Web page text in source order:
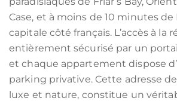
Case, et à moins de 10 minutes de
capitale côté français. L’accès à la
entièrement sécurisé par un
et chaque appartement dispose
parking privative. Cette adresse
luxe et nature, constitue un